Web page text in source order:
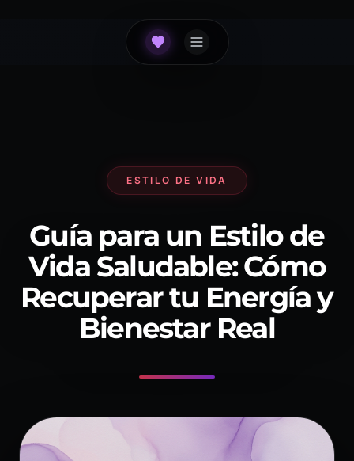
ESTILO DE VIDA
Guía para un Estilo de
Vida Saludable: Cómo
Recuperar tu Energía y
Bienestar Real